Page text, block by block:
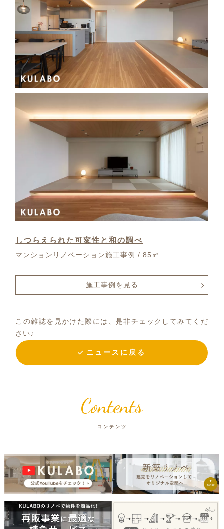
しつらえられた可変性と和の調べ
マンションリノベーション施工事例 / 85㎡
施工事例を見る
この雑誌を見かけた際には、是非チェックしてみてくだ
さい♪
ニュースに戻る
Contents
コンテンツ